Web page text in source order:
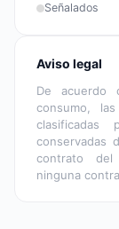
Señalados
Aviso legal
De acuerdo
consumo,
conservadas
contrato del
ninguna